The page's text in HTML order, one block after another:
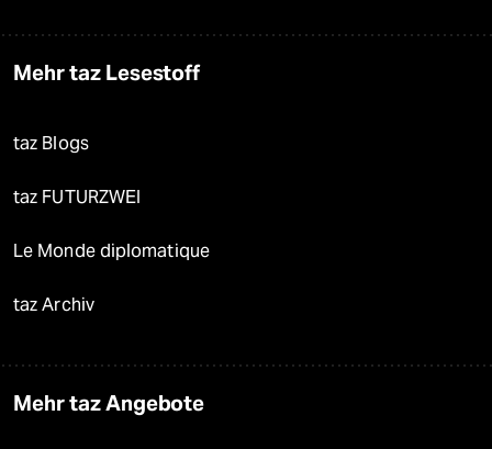
Mehr taz Lesestoff
taz Blogs
taz FUTURZWEI
Le Monde diplomatique
taz Archiv
Mehr taz Angebote